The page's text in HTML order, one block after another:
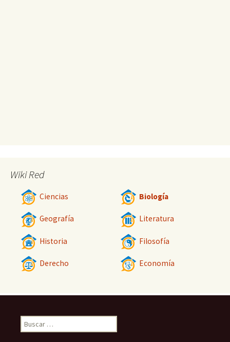
Wiki Red
Ciencias Biología
Geografía Literatura
Historia Filosofía
Derecho Economía
Buscar: